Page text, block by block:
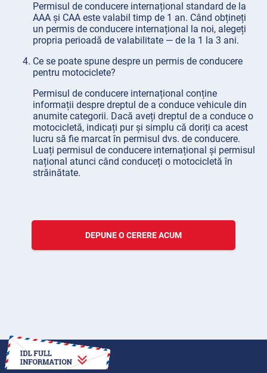
Permisul de conducere internațional standard de la
AAA și CAA este valabil timp de 1 an. Când obțineți
un permis de conducere internațional la noi, alegeți
propria perioadă de valabilitate — de la 1 la 3 ani.
Ce se poate spune despre un permis de conducere
pentru motociclete?
Permisul de conducere internațional conține
informații despre dreptul de a conduce vehicule din
anumite categorii. Dacă aveți dreptul de a conduce o
motocicletă, indicați pur și simplu că doriți ca acest
lucru să fie marcat în permisul dvs. de conducere.
Luați permisul de conducere internațional și permisul
național atunci când conduceți o motocicletă în
străinătate.
DEPUNE O CERERE ACUM
CUM SĂ